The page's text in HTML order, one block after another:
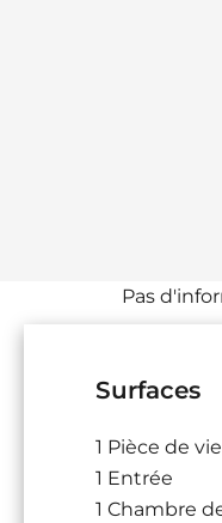
Pas
Surfaces
1 Pièce de vie
1 Entrée
1 Chambre